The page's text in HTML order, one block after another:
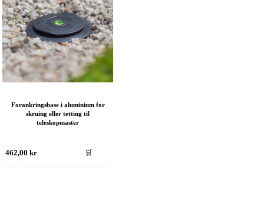
på
produktsiden
Forankringsbase i aluminium for
skruing eller tetting til
teleskopmaster
462,00kr 🛒